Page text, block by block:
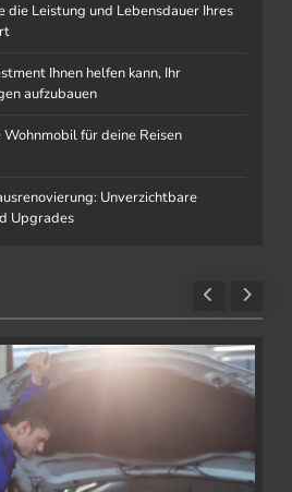
die Leistung und Lebensdauer Ihres
Ihnen helfen kann, Ihr
aufzubauen
für deine Reisen
Unverzichtbare
Upgrades